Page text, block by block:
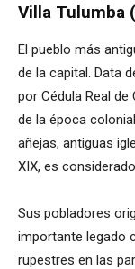
Villa Tulumba
El pueblo más
de la capital. Data
por Cédula Real
de la época
añejas, antiguas
XIX, es
Sus pobladores
importante legado
rupestres en las